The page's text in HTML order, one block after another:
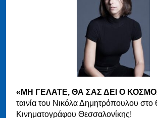
«ΜΗ ΓΕΛΑΤΕ, ΘΑ ΣΑΣ ΔΕΙ Ο
ταινία του Νικόλα Δημητρόπουλου στο
Κινηματογράφου Θεσσαλονίκης!